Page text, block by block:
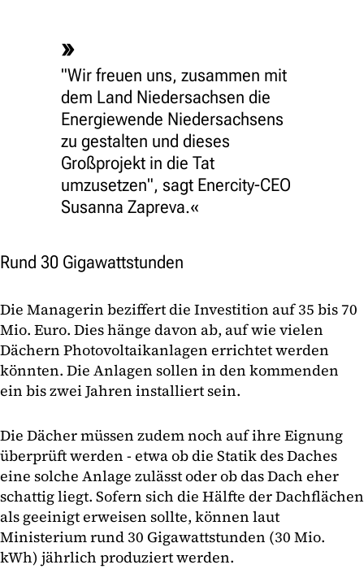
"Wir freuen uns, zusammen mit
dem Land Niedersachsen die
Energiewende Niedersachsens
zu gestalten und dieses
Großprojekt in die Tat
umzusetzen", sagt Enercity-CEO
Susanna Zapreva.
Rund 30 Gigawattstunden
Die Managerin beziffert die Investition auf 35 bis 70
Mio. Euro. Dies hänge davon ab, auf wie vielen
Dächern Photovoltaikanlagen errichtet werden
könnten. Die Anlagen sollen in den kommenden
ein bis zwei Jahren installiert sein.
Die Dächer müssen zudem noch auf ihre Eignung
überprüft werden - etwa ob die Statik des Daches
eine solche Anlage zulässt oder ob das Dach eher
schattig liegt. Sofern sich die Hälfte der Dachflächen
als geeinigt erweisen sollte, können laut
Ministerium rund 30 Gigawattstunden (30 Mio.
kWh) jährlich produziert werden.